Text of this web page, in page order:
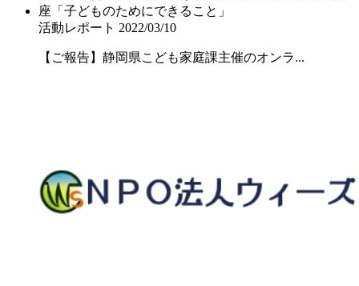
活動レポート 2022/03/10
【ご報告】静岡県こども家庭課主催のオンラ...